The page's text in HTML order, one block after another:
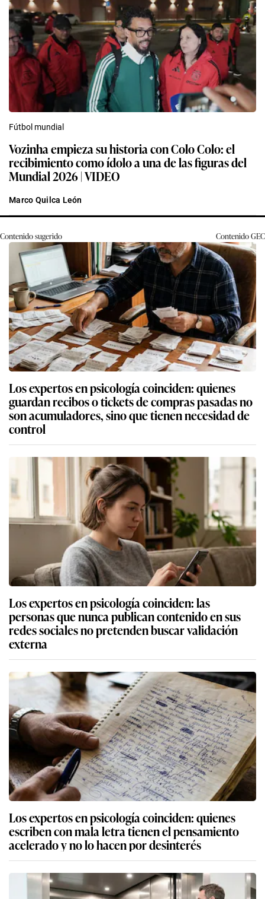
Fútbol mundial
Vozinha empieza su historia con Colo Colo: el
recibimiento como ídolo a una de las figuras del
Mundial 2026 | VIDEO
Marco Quilca León
Contenido sugerido ContenidoGEC
Los expertos en psicología coinciden: quienes
guardan recibos o tickets de compras pasadas no
son acumuladores, sino que tienen necesidad de
control
Los expertos en psicología coinciden: las
personas que nunca publican contenido en sus
redes sociales no pretenden buscar validación
externa
Los expertos en psicología coinciden: quienes
escriben con mala letra tienen el pensamiento
acelerado y no lo hacen por desinterés